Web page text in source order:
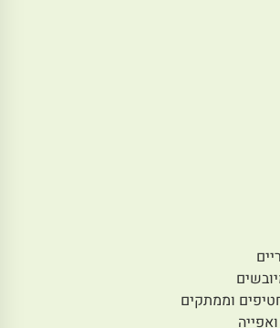
וממתקים